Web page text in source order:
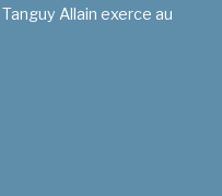
Tanguy Allain exerce au